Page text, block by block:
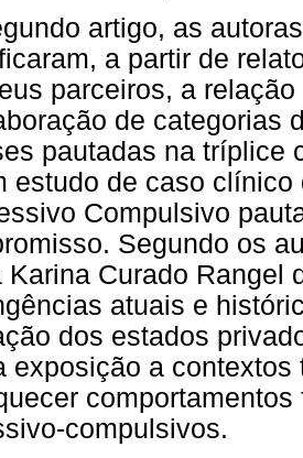
artigo, as
a partir de
parceiros, a
de categorias
pautadas na tríplice
estudo de caso
Compulsivo
Segundo os
Karina Curado Rangel
atuais e
dos estados
exposição a
compulsivos.